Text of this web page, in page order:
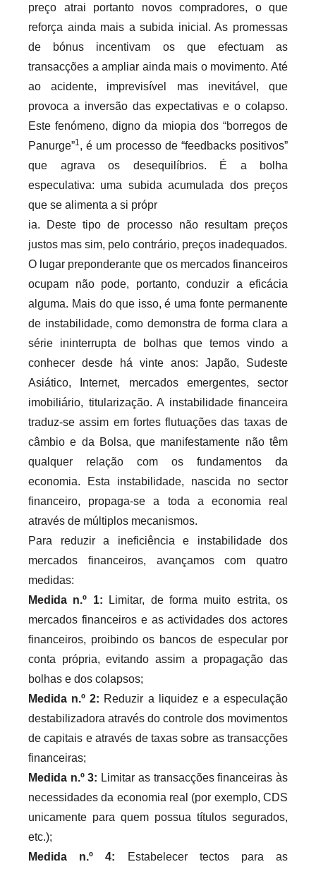
preço atrai portanto novos compradores, o que
reforça ainda mais a subida inicial. As promessas
de bónus incentivam os que efectuam as
transacções a ampliar ainda mais o movimento. Até
ao acidente, imprevisível mas inevitável, que
provoca a inversão das expectativas e o colapso.
Este fenómeno, digno da miopia dos “borregos de
Panurge”1 , é um processo de “feedbacks positivos”
que agrava os desequilíbrios. É a bolha
especulativa: uma subida acumulada dos preços
que se alimenta a si própr
ia. Deste tipo de processo não resultam preços
justos mas sim, pelo contrário, preços inadequados.
O lugar preponderante que os mercados financeiros
ocupam não pode, portanto, conduzir a eficácia
alguma. Mais do que isso, é uma fonte permanente
de instabilidade, como demonstra de forma clara a
série ininterrupta de bolhas que temos vindo a
conhecer desde há vinte anos: Japão, Sudeste
Asiático, Internet, mercados emergentes, sector
imobiliário, titularização. A instabilidade financeira
traduz-se assim em fortes flutuações das taxas de
câmbio e da Bolsa, que manifestamente não têm
qualquer relação com os fundamentos da
economia. Esta instabilidade, nascida no sector
financeiro, propaga-se a toda a economia real
através de múltiplos mecanismos.
Para reduzir a ineficiência e instabilidade dos
mercados financeiros, avançamos com quatro
medidas:
Medida n.º 1: Limitar, de forma muito estrita, os
mercados financeiros e as actividades dos actores
financeiros, proibindo os bancos de especular por
conta própria, evitando assim a propagação das
bolhas e dos colapsos;
Medida n.º 2: Reduzir a liquidez e a especulação
destabilizadora através do controle dos movimentos
de capitais e através de taxas sobre as transacções
financeiras;
Medida n.º 3: Limitar as transacções financeiras às
necessidades da economia real (por exemplo, CDS
unicamente para quem possua títulos segurados,
etc.);
Medida n.º 4: Estabelecer tectos para
as